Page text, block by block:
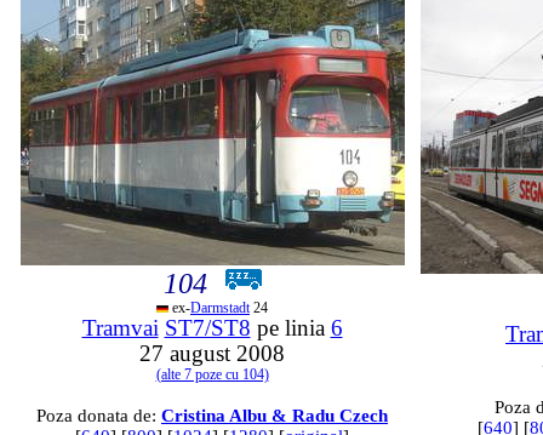
104
ex-Darmstadt24
Tramvai ST7/ST8 pe linia 6
27 august 2008
(alte 7 poze cu 104)
Poza donata de: Cristina Albu & Radu Czech
Poza
[640] [